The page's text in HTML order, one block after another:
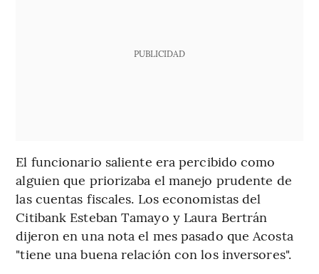
PUBLICIDAD
El funcionario saliente era percibido como
alguien que priorizaba el manejo prudente de
las cuentas fiscales. Los economistas del
Citibank Esteban Tamayo y Laura Bertrán
dijeron en una nota el mes pasado que Acosta
"tiene una buena relación con los inversores".